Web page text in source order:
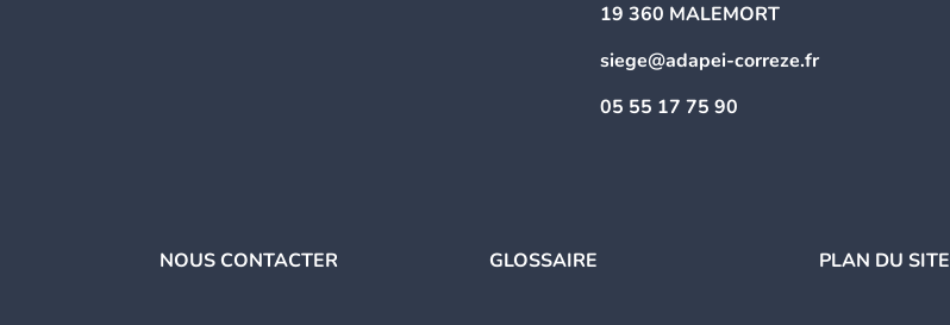
19 360 MALEMORT
siege@adapei-correze.fr
05 55 17 75 90
NOUS CONTACTER GLOSSAIRE PLAN DU SITE